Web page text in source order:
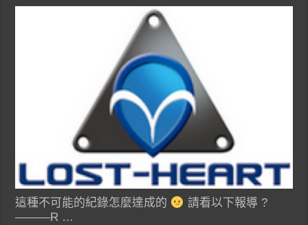
這種不可能的紀錄怎麼達成的
請看以下報導 ?
———R …